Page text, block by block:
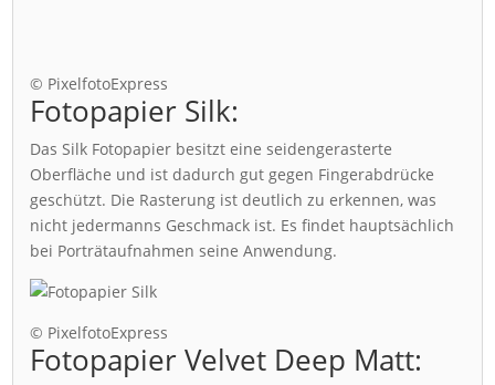
© PixelfotoExpress
Fotopapier Silk:
Das Silk Fotopapier besitzt eine seidengerasterte
Oberfläche und ist dadurch gut gegen Fingerabdrücke
geschützt. Die Rasterung ist deutlich zu erkennen, was
nicht jedermanns Geschmack ist. Es findet hauptsächlich
bei Porträtaufnahmen seine Anwendung.
© PixelfotoExpress
Fotopapier Velvet Deep Matt: